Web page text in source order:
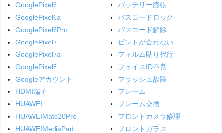
GooglePixel6
GooglePixel6a
GooglePixel6Pro
GooglePixel7
GooglePixel7a
GooglePixel8
Googleアカウント
HDMI端子
HUAWEI
HUAWEIMate20Pro
HUAWEIMediaPad
バッテリー膨張
パスコードロック
パスコード解除
ピントが合わない
フィルム貼り代行
フェイスID不良
フラッシュ故障
フレーム
フレーム交換
フロントカメラ修理
フロントガラス